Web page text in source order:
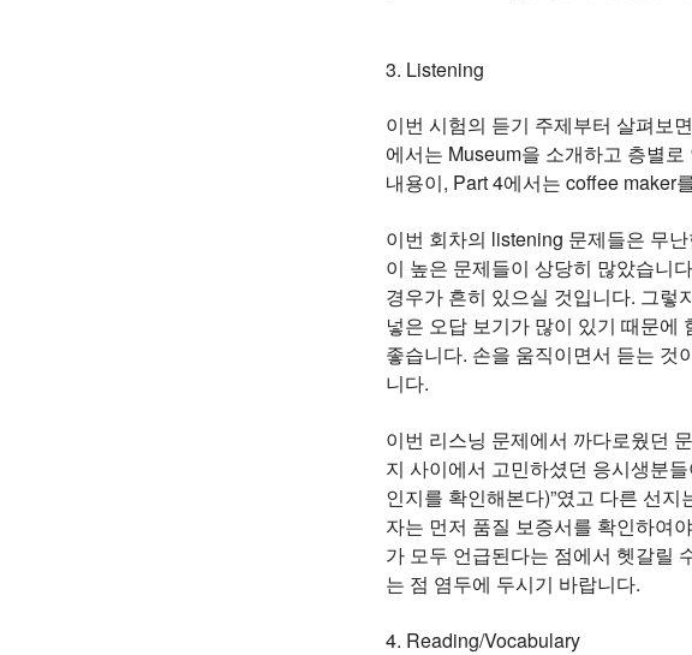
3. Listening
이번 시험의 듣기 주제부터 살펴보
에서는 Museum을 소개하고 층별
내용이, Part 4에서는 coffee maker
이번 회차의 listening 문제들은 무
이 높은 문제들이 상당히 많았습니
경우가 흔히 있으실 것입니다. 그렇
넣은 오답 보기가 많이 있기 때문에
좋습니다. 손을 움직이면서 듣는 것
니다.
이번 리스닝 문제에서 까다로웠던
지 사이에서 고민하셨던 응시생분
인지를 확인해본다)”였고 다른 선
자는 먼저 품질 보증서를 확인하여
가 모두 언급된다는 점에서 헷갈릴
는 점 염두에 두시기 바랍니다.
4. Reading/Vocabulary